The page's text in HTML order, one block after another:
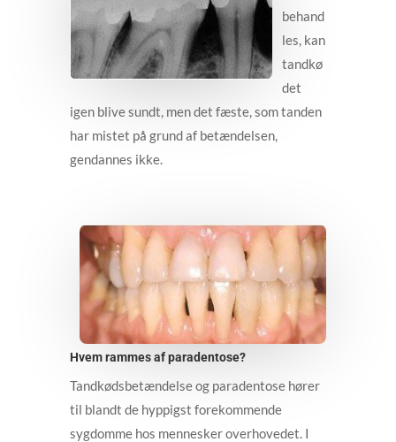
behand
les, kan
tandkø
det
igen blive sundt, men det fæste, som tanden
har mistet på grund af betændelsen,
gendannes ikke.
Hvem rammes af paradentose?
Tandkødsbetændelse og paradentose hører
til blandt de hyppigst forekommende
sygdomme hos mennesker overhovedet. I